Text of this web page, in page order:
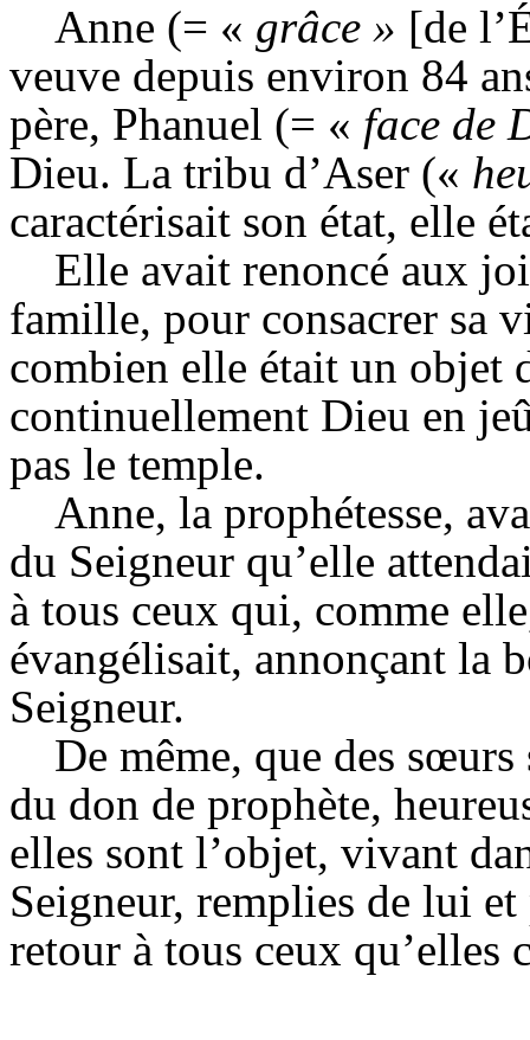
Anne (= « grâce » [de
veuve depuis environ 84
père, Phanuel (= « face de
Dieu. La tribu d’Aser («
caractérisait son état, elle
Elle avait renoncé aux
famille, pour consacrer sa
combien elle était un objet
continuellement Dieu en
pas le temple.
Anne, la prophétesse,
du Seigneur qu’elle
à tous ceux qui, comme
évangélisait, annonçant la
Seigneur.
De même, que des
du don de prophète,
elles sont l’objet, vivant
Seigneur, remplies de lui
retour à tous ceux qu’elles